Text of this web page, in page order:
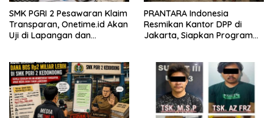
SMK PGRI 2 Pesawaran Klaim
Transparan, Onetime.id Akan
Uji di Lapangan dan
PRANTARA Indonesia
Resmikan Kantor DPP di
Jakarta, Siapkan Program